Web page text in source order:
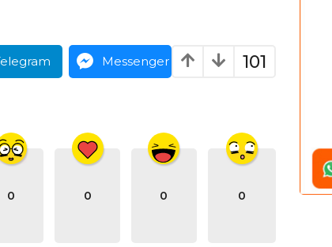
101
Messenger
0 0 0 0